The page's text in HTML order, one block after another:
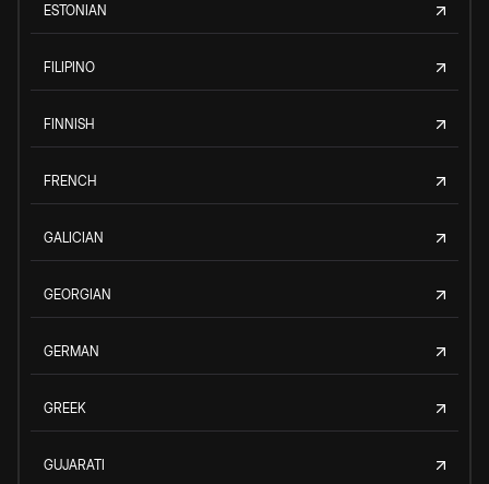
ESTONIAN
FILIPINO
FINNISH
FRENCH
GALICIAN
GEORGIAN
GERMAN
GREEK
GUJARATI